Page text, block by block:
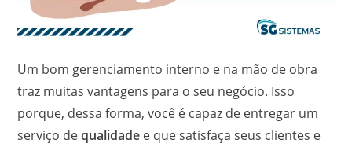
Um bom gerenciamento interno e na mão de obra
traz muitas vantagens para o seu negócio. Isso
porque, dessa forma, você é capaz de entregar um
serviço dequalidade e que satisfaça seus clientes e